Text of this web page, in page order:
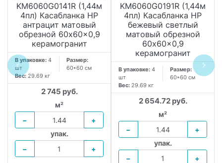
KM6060G0141R (1,44м
4пл) Касабланка HP
антрацит матовый
обрезной 60x60x0,9
керамогранит
В упаковке: 4
шт
Размер:
60*60 см
Вес: 29.69 кг
2 745 руб.
м²
−
+
упак.
−
+
KM6060G0191R (1,44м
4пл) Касабланка HP
бежевый светлый
матовый обрезной
60x60x0,9
керамогранит
В упаковке: 4
шт
Размер:
60*60 см
Вес: 29.69 кг
2 654.72 руб.
м²
−
+
упак.
−
+